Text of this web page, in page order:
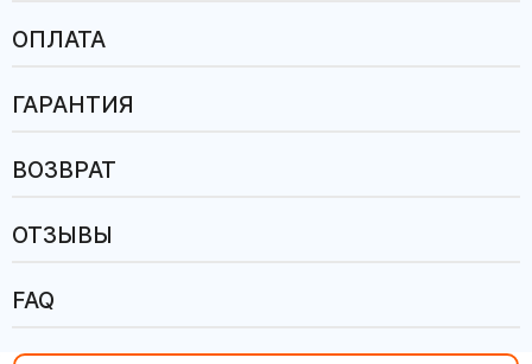
ОПЛАТА
ГАРАНТИЯ
ВОЗВРАТ
ОТЗЫВЫ
FAQ